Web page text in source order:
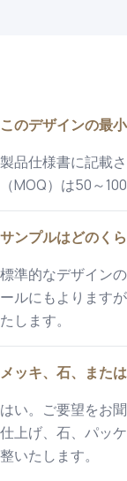
このデザインの最
製品仕様書に記載
（MOQ）は50～
サンプルはどのく
標準的なデザイン
ールにもよります
たします。
メッキ、石、また
はい。ご要望をお
仕上げ、石、パッ
整いたします。